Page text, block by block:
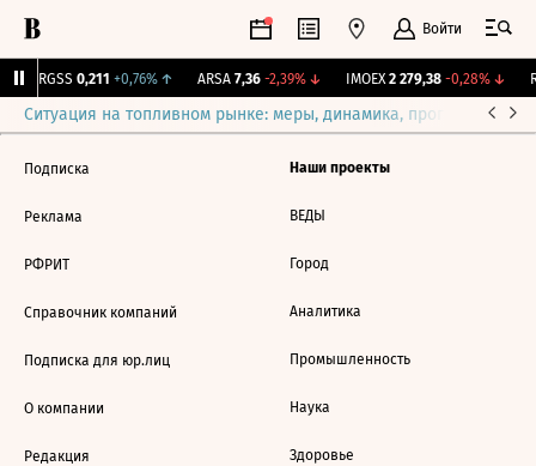
Войти
RGSS 0,211 +0,76%↑ ARSA 7,36 -2,39%↓ IMOEX 2 279,38 -0,28%↓
Ситуация на топливном рынке: меры, динамика, прогнозы
Подписка
Реклама
РФРИТ
Справочник компаний
Подписка для юр.лиц
О компании
Редакция
Наши проекты
ВЕДЫ
Город
Аналитика
Промышленность
Наука
Здоровье